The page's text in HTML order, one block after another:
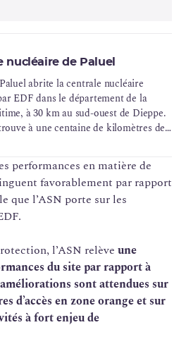
nucléaire de Paluel
abrite la centrale nucléaire
EDF dans le département de la
à 30 km au sud-ouest de Dieppe.
à une centaine de kilomètres de
de 4 réacteurs à eau sous pression
unitaire de 1300 MWe.
performances en matière de
favorablement par rapport
que l’ASN porte sur les
l’ASN relève une
du site par rapport à
sont attendues sur
d’accès en zone orange et sur
à fort enjeu de